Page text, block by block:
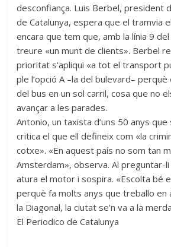
desconfiança. Luis Berbel, president
de Catalunya, espera que el tramvia
encara que tem que, amb la línia 9
treure «un munt de clients». Berbel
prioritat s’apliqui «a tot el transport
ple l’opció A –la del bulevard– perquè
del bus en un sol carril, cosa que no
avançar a les parades.
Antonio, un taxista d’uns 50 anys que
critica el que ell defineix com «la
cotxe». «En aquest país no som tan
Amsterdam», observa. Al preguntar-
atura el motor i sospira. «Escolta bé
perquè fa molts anys que treballo en
la Diagonal, la ciutat se’n va a la
El Periodico de Catalunya